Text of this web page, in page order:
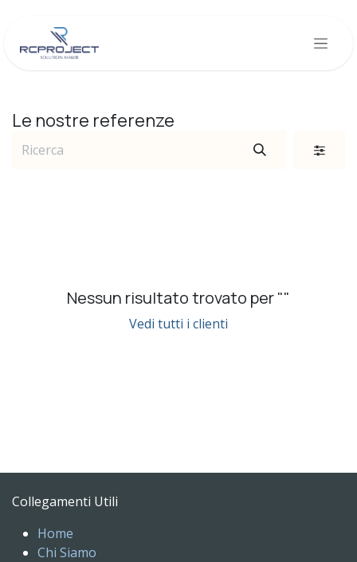
Le nostre referenze
Nessun risultato trovato per ""
Vedi tutti i clienti
Collegamenti Utili
Home
Chi Siamo